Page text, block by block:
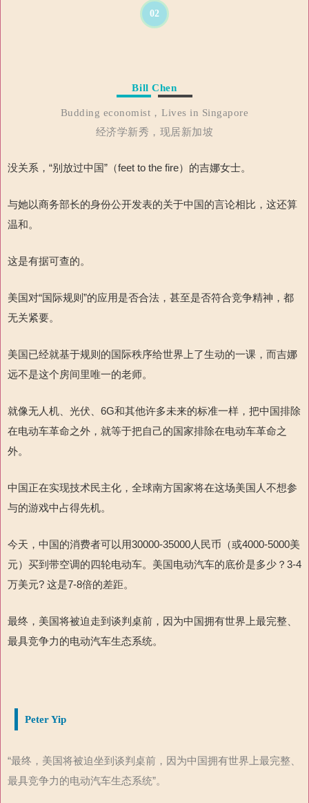
02
Bill Chen
Budding economist，Lives in Singapore
经济学新秀，现居新加坡
没关系，“别放过中国”（feet to the fire） 的吉娜女士。
与她以商务部长的身份公开发表的关于中国的言论相比，这还算
温和。
这是有据可查的。
美国对“国际规则”的应用是否合法，甚至是否符合竞争精神，都
无关紧要。
美国已经就基于规则的国际秩序给世界上了生动的一课，而吉娜
远不是这个房间里唯一的老师。
就像无人机、光伏、 6G和其他许多未来的标准一样，把中国排除
在电动车革命之外，就等于把自己的国家排除在电动车革命之
外。
中国正在实现技术民主化，全球南方国家将在这场美国人不想参
与的游戏中占得先机。
今天，中国的消费者可以用30000-35000人民币 （或4000-5000美
元）买到带空调的四轮电动车。美国电动汽车的底价是多少？ 3-4
万美元? 这是7-8倍的差距。
最终，美国将被迫走到谈判桌前，因为中国拥有世界上最完整、
最具竞争力的电动汽车生态系统。
Peter Yip
“最终，美国将被迫坐到谈判桌前，因为中国拥有世界上最完整、
最具竞争力的电动汽车生态系统”。